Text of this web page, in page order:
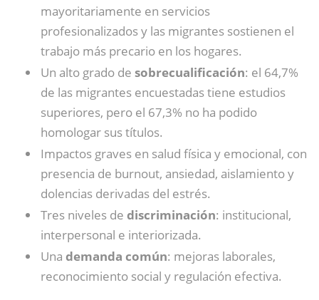
mayoritariamente en servicios
profesionalizados y las migrantes sostienen el
trabajo más precario en los hogares.
Un alto grado de sobrecualificación: el 64,7%
de las migrantes encuestadas tiene estudios
superiores, pero el 67,3% no ha podido
homologar sus títulos.
Impactos graves en salud física y emocional, con
presencia de burnout, ansiedad, aislamiento y
dolencias derivadas del estrés.
Tres niveles de discriminación: institucional,
interpersonal e interiorizada.
Una demanda común: mejoras laborales,
reconocimiento social y regulación efectiva.